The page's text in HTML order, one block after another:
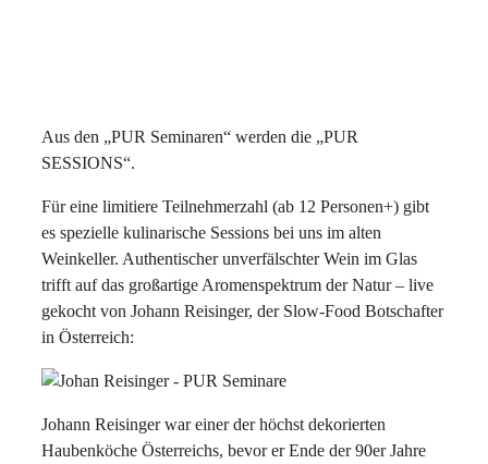
Aus den „PUR Seminaren“ werden die „PUR
SESSIONS“.
Für eine limitiere Teilnehmerzahl (ab 12 Personen+) gibt
es spezielle kulinarische Sessions bei uns im alten
Weinkeller. Authentischer unverfälschter Wein im Glas
trifft auf das großartige Aromenspektrum der Natur – live
gekocht von Johann Reisinger, der Slow-Food Botschafter
in Österreich:
Johann Reisinger war einer der höchst dekorierten
Haubenköche Österreichs, bevor er Ende der 90er Jahre